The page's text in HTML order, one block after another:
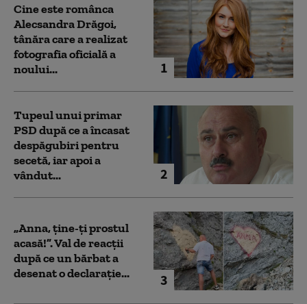
1
Cine este românca
Alecsandra Drăgoi,
tânăra care a realizat
fotografia oficială a
noului...
2
Tupeul unui primar
PSD după ce a încasat
despăgubiri pentru
secetă, iar apoi a
vândut...
3
„Anna, ţine-ţi prostul
acasă!”. Val de reacții
după ce un bărbat a
desenat o declarație...